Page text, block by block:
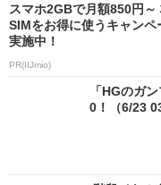
スマホ2GBで月額850円～
SIMをお得に使うキャンペ
実施中！
PR(IIJmio)
「HGのガ
0！（6/23